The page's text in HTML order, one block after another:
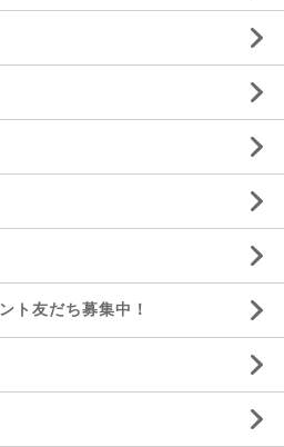
ト友だち募集中！